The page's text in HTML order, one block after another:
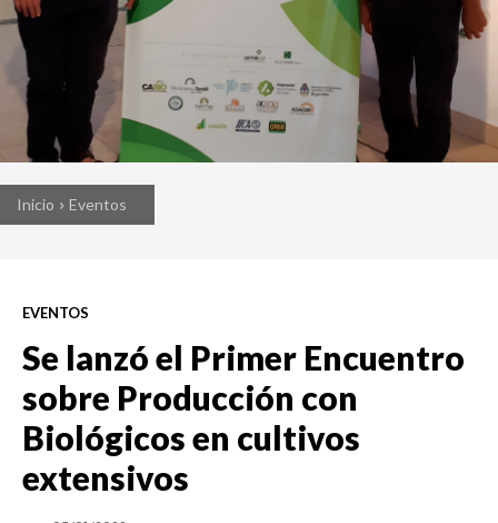
Inicio Eventos
EVENTOS
Se lanzó el Primer Encuentro
sobre Producción con
Biológicos en cultivos
extensivos